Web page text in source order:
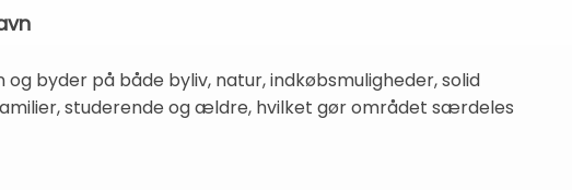
byder på både byliv, natur, indkøbsmuligheder, solid
studerende og ældre, hvilket gør området særdeles